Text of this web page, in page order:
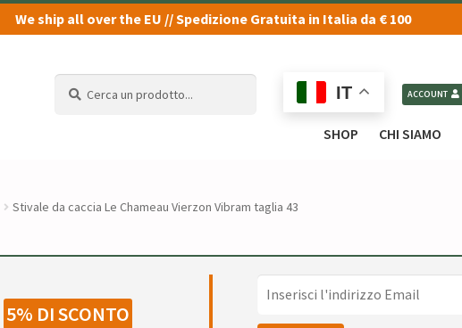
We ship all over the EU // Spedizione Gratuita in Italia da € 100
IT ACCOUNT
SHOP CHI SIAMO
Stivale da caccia Le Chameau Vierzon Vibram taglia 43
5% DI SCONTO